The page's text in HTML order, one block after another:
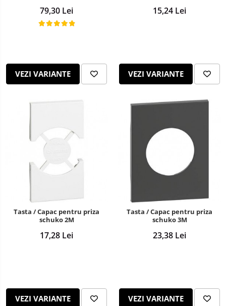
79,30 Lei
VEZI VARIANTE
15,24 Lei
VEZI VARIANTE
Tasta / Capac pentru priza
schuko 2M
17,28 Lei
VEZI VARIANTE
Tasta / Capac pentru priza
schuko 3M
23,38 Lei
VEZI VARIANTE